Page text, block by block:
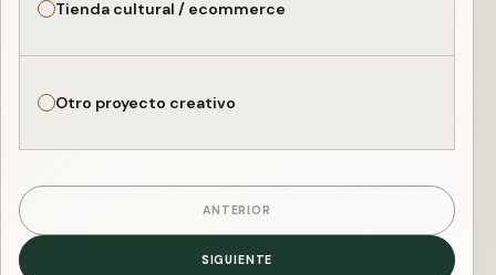
Tienda cultural / ecommerce
Otro proyecto creativo
ANTERIOR
SIGUIENTE